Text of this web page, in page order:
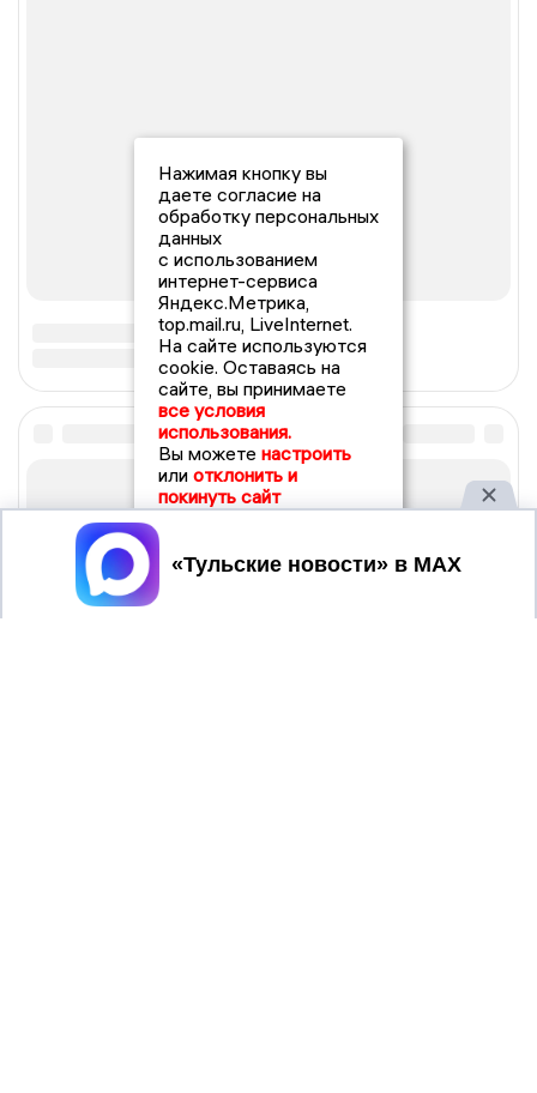
Нажимая кнопку вы
даете согласие на
обработку персональных
данных
с использованием
интернет-сервиса
Яндекс.Метрика,
top.mail.ru, LiveInternet.
На сайте используются
cookie. Оставаясь на
сайте, вы принимаете
все условия
использования.
Вы можете настроить
или отклонить и
покинуть сайт
Принять